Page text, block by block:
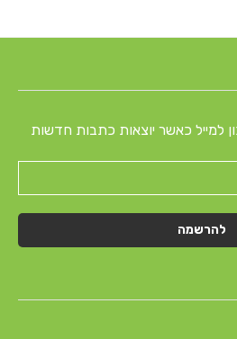
למייל כאשר יוצאות כתבות חדשות